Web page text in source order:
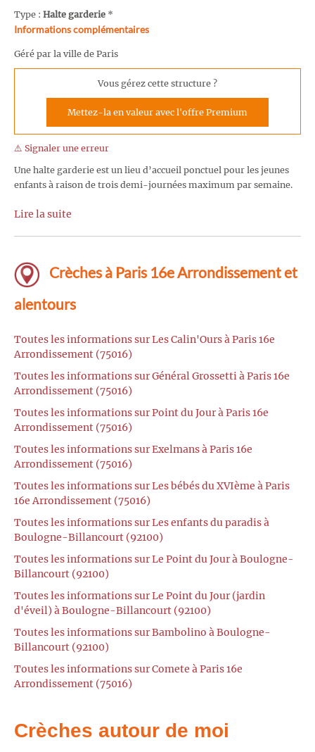
Type : Halte garderie *
Informations complémentaires
Géré par la ville de Paris
Vous gérez cette structure ?
Mettez-la en valeur avec l'offre Premium
⚠️ Signaler une erreur
Une halte garderie est un lieu d’accueil ponctuel pour les jeunes
enfants à raison de trois demi-journées maximum par semaine.
Lire la suite
Crèches à Paris 16e Arrondissement et
alentours
Toutes les informations sur Les Calin'Ours à Paris 16e
Arrondissement (75016)
Toutes les informations sur Général Grossetti à Paris 16e
Arrondissement (75016)
Toutes les informations sur Point du Jour à Paris 16e
Arrondissement (75016)
Toutes les informations sur Exelmans à Paris 16e
Arrondissement (75016)
Toutes les informations sur Les bébés du XVIème à Paris
16e Arrondissement (75016)
Toutes les informations sur Les enfants du paradis à
Boulogne-Billancourt (92100)
Toutes les informations sur Le Point du Jour à Boulogne-
Billancourt (92100)
Toutes les informations sur Le Point du Jour (jardin
d'éveil) à Boulogne-Billancourt (92100)
Toutes les informations sur Bambolino à Boulogne-
Billancourt (92100)
Toutes les informations sur Comete à Paris 16e
Arrondissement (75016)
Crèches autour de moi